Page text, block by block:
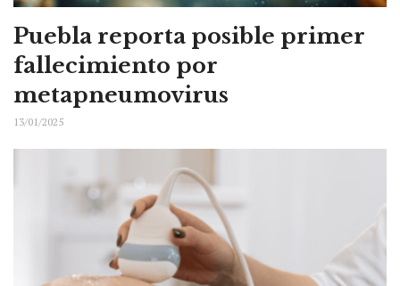
Puebla reporta posible primer
fallecimiento por
metapneumovirus
13/01/2025